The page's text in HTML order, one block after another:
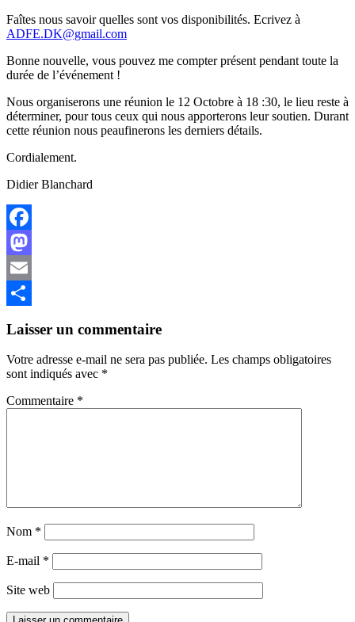
Faîtes nous savoir quelles sont vos disponibilités. Ecrivez à
ADFE.DK@gmail.com
Bonne nouvelle, vous pouvez me compter présent pendant toute la
durée de l’événement !
Nous organiserons une réunion le 12 Octobre à 18 :30, le lieu reste à
déterminer, pour tous ceux qui nous apporterons leur soutien. Durant
cette réunion nous peaufinerons les derniers détails.
Cordialement.
Didier Blanchard
Facebook
Mastodon
Email
Laisser un commentaire
Votre adresse e-mail ne sera pas publiée. Les champs obligatoires
sont indiqués avec *
Commentaire *
Nom *
E-mail *
Site web